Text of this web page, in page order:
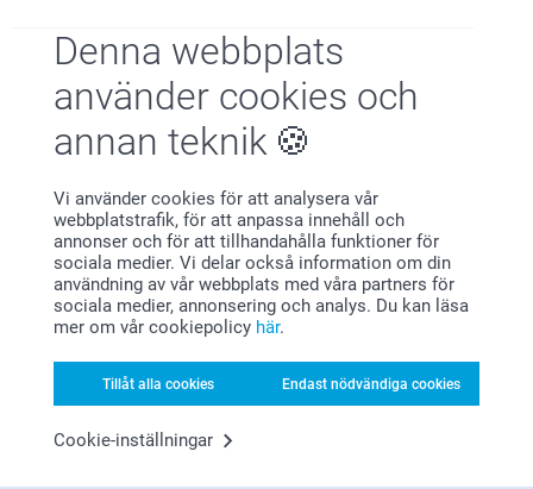
Denna webbplats
använder cookies och
annan teknik
Vi använder cookies för att analysera vår
webbplatstrafik, för att anpassa innehåll och
annonser och för att tillhandahålla funktioner för
sociala medier. Vi delar också information om din
användning av vår webbplats med våra partners för
sociala medier, annonsering och analys. Du kan läsa
mer om vår cookiepolicy här.
Tillåt alla cookies Endast nödvändiga cookies
Cookie-inställningar
lägga till en personlig hälsning där du tackar dem för att de
ville dela dagen med er och för eventuella
Fotobok till det nydöpta barnet
och en fotobok är det perfekta sättet att föreviga den här
dagen på.
Skapa en vacker dopbok med bilder från ceremonin, på den
stolta familjen och gudföräldrarna, och alla dekorationer
och doppresenter.
Lägg till text som beskriver viktiga ögonblick. En fotobok
från dopet blir ett varaktigt minne som barnet och familjen
andra finaprodukter för dop